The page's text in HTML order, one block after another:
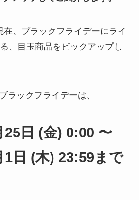
在、ブラックフライデーにライ
、目玉商品をピックアップし
ラックフライデーは、
25日 (金) 0:00 〜
1日 (木) 23:59まで